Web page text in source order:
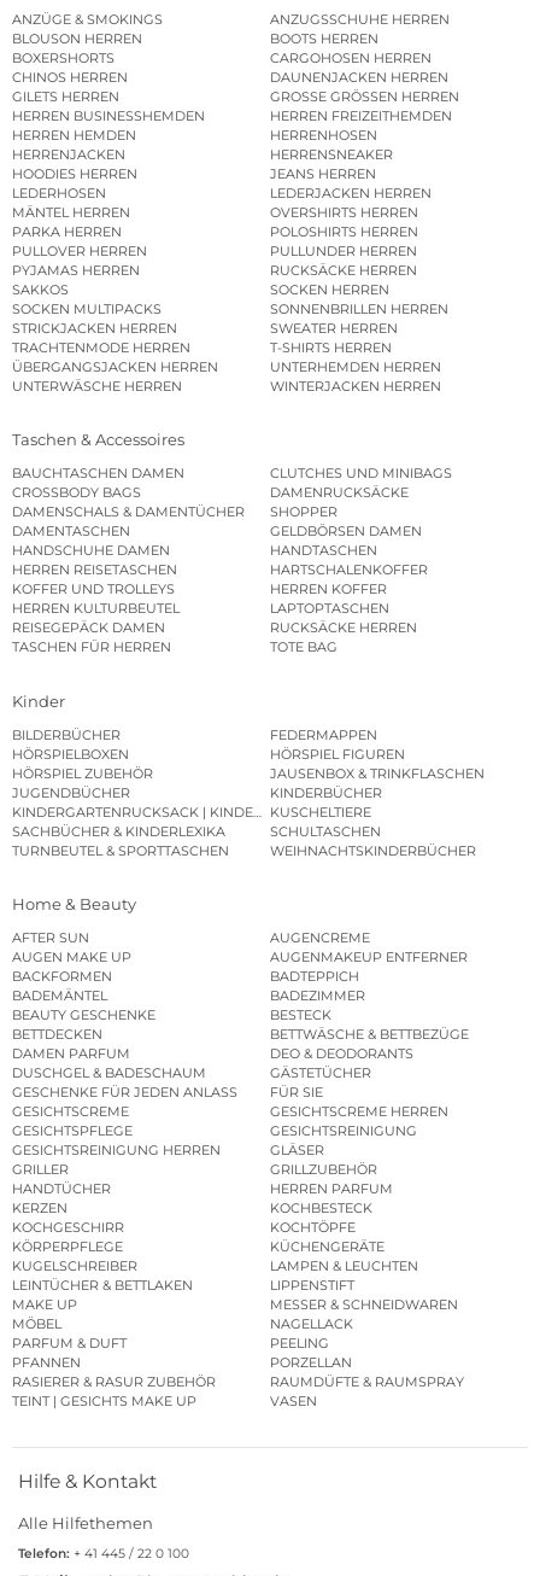
ANZÜGE & SMOKINGS
ANZUGSSCHUHE HERREN
BLOUSON HERREN
BOOTS HERREN
BOXERSHORTS
CARGOHOSEN HERREN
CHINOS HERREN
DAUNENJACKEN HERREN
GILETS HERREN
GROSSE GRÖSSEN HERREN
HERREN BUSINESSHEMDEN
HERREN FREIZEITHEMDEN
HERREN HEMDEN
HERRENHOSEN
HERRENJACKEN
HERRENSNEAKER
HOODIES HERREN
JEANS HERREN
LEDERHOSEN
LEDERJACKEN HERREN
MÄNTEL HERREN
OVERSHIRTS HERREN
PARKA HERREN
POLOSHIRTS HERREN
PULLOVER HERREN
PULLUNDER HERREN
PYJAMAS HERREN
RUCKSÄCKE HERREN
SAKKOS
SOCKEN HERREN
SOCKEN MULTIPACKS
SONNENBRILLEN HERREN
STRICKJACKEN HERREN
SWEATER HERREN
TRACHTENMODE HERREN
T-SHIRTS HERREN
ÜBERGANGSJACKEN HERREN
UNTERHEMDEN HERREN
UNTERWÄSCHE HERREN
WINTERJACKEN HERREN
Taschen & Accessoires
BAUCHTASCHEN DAMEN
CLUTCHES UND MINIBAGS
CROSSBODY BAGS
DAMENRUCKSÄCKE
DAMENSCHALS & DAMENTÜCHER
SHOPPER
DAMENTASCHEN
GELDBÖRSEN DAMEN
HANDSCHUHE DAMEN
HANDTASCHEN
HERREN REISETASCHEN
HARTSCHALENKOFFER
KOFFER UND TROLLEYS
HERREN KOFFER
HERREN KULTURBEUTEL
LAPTOPTASCHEN
REISEGEPÄCK DAMEN
RUCKSÄCKE HERREN
TASCHEN FÜR HERREN
TOTE BAG
Kinder
BILDERBÜCHER
FEDERMAPPEN
HÖRSPIELBOXEN
HÖRSPIEL FIGUREN
HÖRSPIEL ZUBEHÖR
JAUSENBOX & TRINKFLASCHEN
JUGENDBÜCHER
KINDERBÜCHER
KINDERGARTENRUCKSACK | KINDERGARTENBEUTEL
KUSCHELTIERE
SACHBÜCHER & KINDERLEXIKA
SCHULTASCHEN
TURNBEUTEL & SPORTTASCHEN
WEIHNACHTSKINDERBÜCHER
Home & Beauty
AFTER SUN
AUGENCREME
AUGEN MAKE UP
AUGENMAKEUP ENTFERNER
BACKFORMEN
BADTEPPICH
BADEMÄNTEL
BADEZIMMER
BEAUTY GESCHENKE
BESTECK
BETTDECKEN
BETTWÄSCHE & BETTBEZÜGE
DAMEN PARFUM
DEO & DEODORANTS
DUSCHGEL & BADESCHAUM
GÄSTETÜCHER
GESCHENKE FÜR JEDEN ANLASS
FÜR SIE
GESICHTSCREME
GESICHTSCREME HERREN
GESICHTSPFLEGE
GESICHTSREINIGUNG
GESICHTSREINIGUNG HERREN
GLÄSER
GRILLER
GRILLZUBEHÖR
HANDTÜCHER
HERREN PARFUM
KERZEN
KOCHBESTECK
KOCHGESCHIRR
KOCHTÖPFE
KÖRPERPFLEGE
KÜCHENGERÄTE
KUGELSCHREIBER
LAMPEN & LEUCHTEN
LEINTÜCHER & BETTLAKEN
LIPPENSTIFT
MAKE UP
MESSER & SCHNEIDWAREN
MÖBEL
NAGELLACK
PARFUM & DUFT
PEELING
PFANNEN
PORZELLAN
RASIERER & RASUR ZUBEHÖR
RAUMDÜFTE & RAUMSPRAY
TEINT | GESICHTS MAKE UP
VASEN
Hilfe & Kontakt
Alle Hilfethemen
Telefon: + 41 445 / 22 0 100